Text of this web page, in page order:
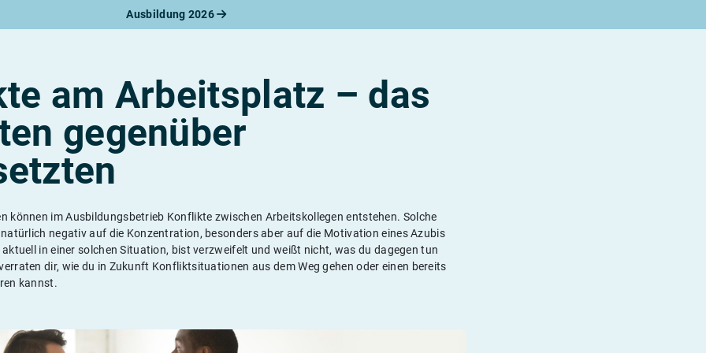
Ausbildung 2026
Bewerbung
Check
am Arbeitsplatz – das
gegenüber
können im Ausbildungsbetrieb Konflikte zwischen Arbeitskollegen entstehen. Solche
negativ auf die Konzentration, besonders aber auf die Motivation eines Azubis
in einer solchen Situation, bist verzweifelt und weißt nicht, was du dagegen tun
dir, wie du in Zukunft Konfliktsituationen aus dem Weg gehen oder einen bereits
kannst.